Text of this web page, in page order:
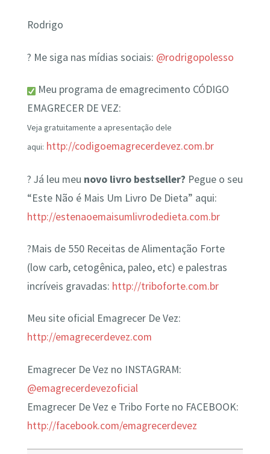
Rodrigo
? Me siga nas mídias sociais: @rodrigopolesso
Meu programa de emagrecimento CÓDIGO
EMAGRECER DE VEZ:
Veja gratuitamente a apresentação dele
aqui: http://codigoemagrecerdevez.com.br
? Já leu meu novo livro bestseller? Pegue o seu
“Este Não é Mais Um Livro De Dieta” aqui:
http://estenaoemaisumlivrodedieta.com.br
?Mais de 550 Receitas de Alimentação Forte
(low carb, cetogênica, paleo, etc) e palestras
incríveis gravadas: http://triboforte.com.br
Meu site oficial Emagrecer De Vez:
http://emagrecerdevez.com
Emagrecer De Vez no INSTAGRAM:
@emagrecerdevezoficial
Emagrecer De Vez e Tribo Forte no FACEBOOK:
http://facebook.com/emagrecerdevez